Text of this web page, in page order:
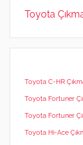
Toyota
Toyota C-HR
Toyota Fortuner
Toyota Fortuner
Toyota Hi-Ace